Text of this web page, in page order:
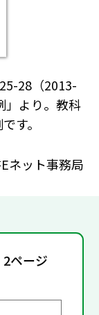
28（2013-
」より。教科
す。
ネット事務局
ページ